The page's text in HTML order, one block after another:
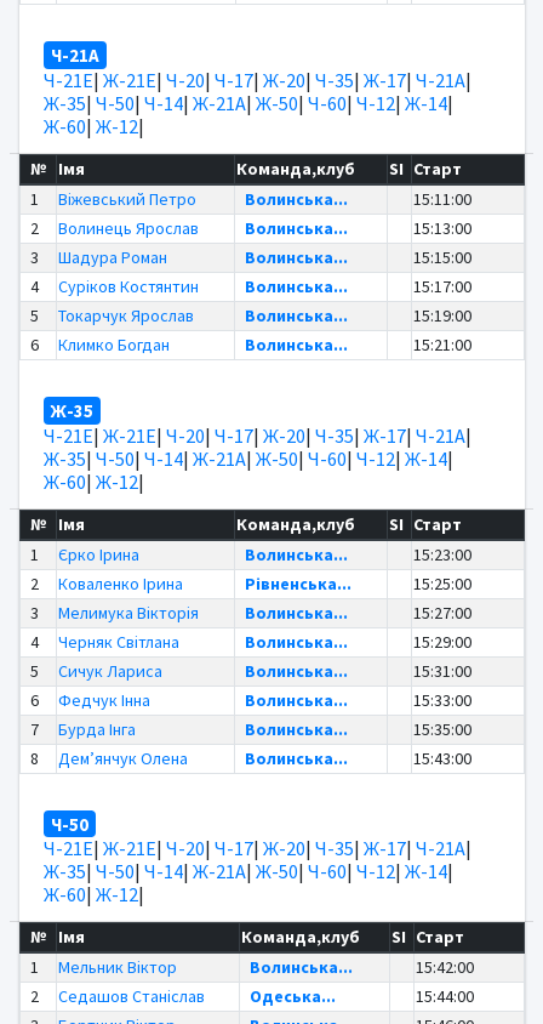
Ч-21А
Ч-21Е| Ж-21Е| Ч-20| Ч-17| Ж-20| Ч-35| Ж-17| Ч-21А|
Ж-35| Ч-50| Ч-14| Ж-21А| Ж-50| Ч-60| Ч-12| Ж-14|
Ж-60| Ж-12|
№ Імя Команда,клуб SI Старт
1
Віжевський Петро Волинська...
15:11:00
2
Волинець Ярослав Волинська...
15:13:00
3
Шадура Роман Волинська...
15:15:00
4
Суріков Костянтин Волинська...
15:17:00
5
Токарчук Ярослав Волинська...
15:19:00
6
Климко Богдан Волинська... 15:21:00
Ж-35
Ч-21Е| Ж-21Е| Ч-20| Ч-17| Ж-20| Ч-35| Ж-17| Ч-21А|
Ж-35| Ч-50| Ч-14| Ж-21А| Ж-50| Ч-60| Ч-12| Ж-14|
Ж-60| Ж-12|
№ Імя Команда,клуб SI Старт
1
Єрко Ірина Волинська...
15:23:00
2
Коваленко Ірина Рівненська...
15:25:00
3
Мелимука Вікторія Волинська...
15:27:00
4
Черняк Світлана Волинська...
15:29:00
5
Сичук Лариса Волинська...
15:31:00
6
Федчук Інна Волинська...
15:33:00
7
Бурда Інга Волинська...
15:35:00
8
Дем’янчук Олена Волинська... 15:43:00
Ч-50
Ч-21Е| Ж-21Е| Ч-20| Ч-17| Ж-20| Ч-35| Ж-17| Ч-21А|
Ж-35| Ч-50| Ч-14| Ж-21А| Ж-50| Ч-60| Ч-12| Ж-14|
Ж-60| Ж-12|
№ Імя Команда,клуб SI Старт
1
Мельник Віктор Волинська...
15:42:00
2
Седашов Станіслав Одеська...
15:44:00